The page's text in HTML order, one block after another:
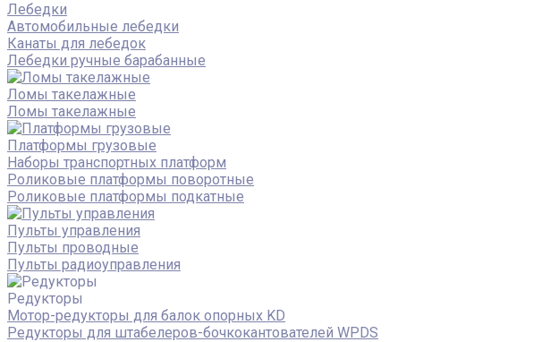
Лебедки
Автомобильные лебедки
Канаты для лебедок
Лебедки ручные барабанные
Ломы такелажные
Ломы такелажные
Платформы грузовые
Наборы транспортных платформ
Роликовые платформы поворотные
Роликовые платформы подкатные
Пульты управления
Пульты проводные
Пульты радиоуправления
Редукторы
Мотор-редукторы для балок опорных KD
Редукторы для штабелеров-бочкокантователей WPDS